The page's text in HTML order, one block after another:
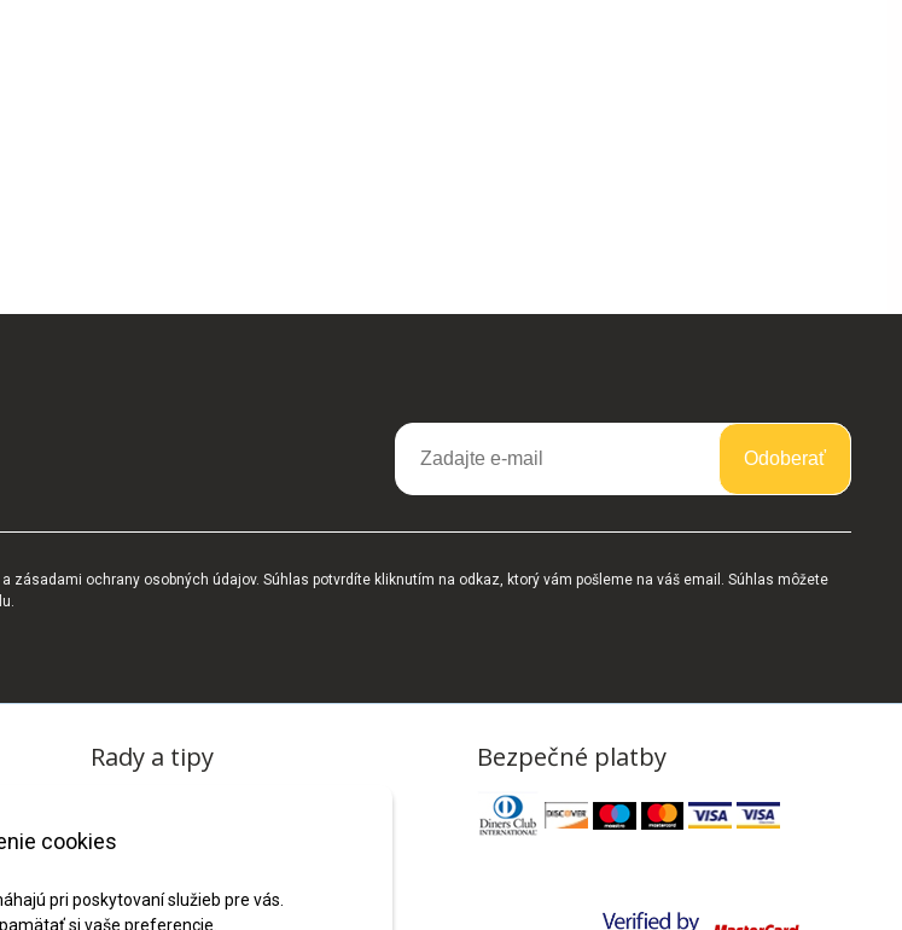
cookies
pri poskytovaní služieb pre vás.
si vaše preferencie.
Odoberať
ochrany osobných údajov. Súhlas potvrdíte kliknutím na odkaz, ktorý vám pošleme na váš email. Súhlas môžete
Rady a tipy Bezpečné platby